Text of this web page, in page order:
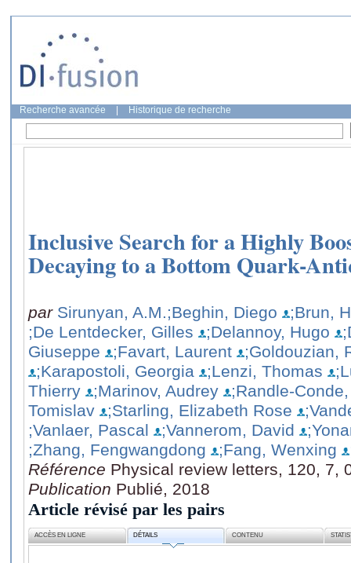
Recherche avancée Historique de recherche
Inclusive Search for a Highly
Decaying to a Bottom Quark-
par Sirunyan, A.M.;Beghin, Diego
;Brun,
;De Lentdecker, Gilles
;Delannoy, Hugo
Giuseppe
;Favart, Laurent
;Goldouzian,
;Karapostoli, Georgia
;Lenzi, Thomas
Thierry
;Marinov, Audrey
;Randle-
Tomislav
;Starling, Elizabeth Rose
;Vanlaer, Pascal
;Vannerom, David
;Zhang, Fengwangdong
;Fang, Wenxing
Référence Physical review letters, 120, 7,
Publication Publié, 2018
Article révisé par les pairs
ACCÈS EN LIGNE DÉTAILS CONTENU